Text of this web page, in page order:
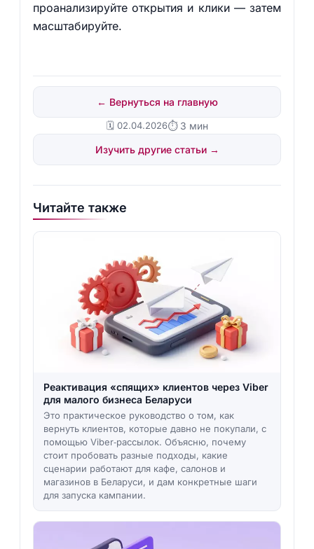
проанализируйте открытия и клики — затем
масштабируйте.
← Вернуться на главную
🗓️ 02.04.2026⏱ 3 мин
Изучить другие статьи →
Читайте также
Реактивация «спящих» клиентов через Viber
для малого бизнеса Беларуси
Это практическое руководство о том, как
вернуть клиентов, которые давно не покупали, с
помощью Viber‑рассылок. Объясню, почему
стоит пробовать разные подходы, какие
сценарии работают для кафе, салонов и
магазинов в Беларуси, и дам конкретные шаги
для запуска кампании.